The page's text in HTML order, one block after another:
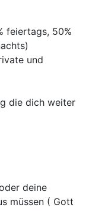
feiertags, 50%
und
die dich weiter
deine
müssen ( Gott